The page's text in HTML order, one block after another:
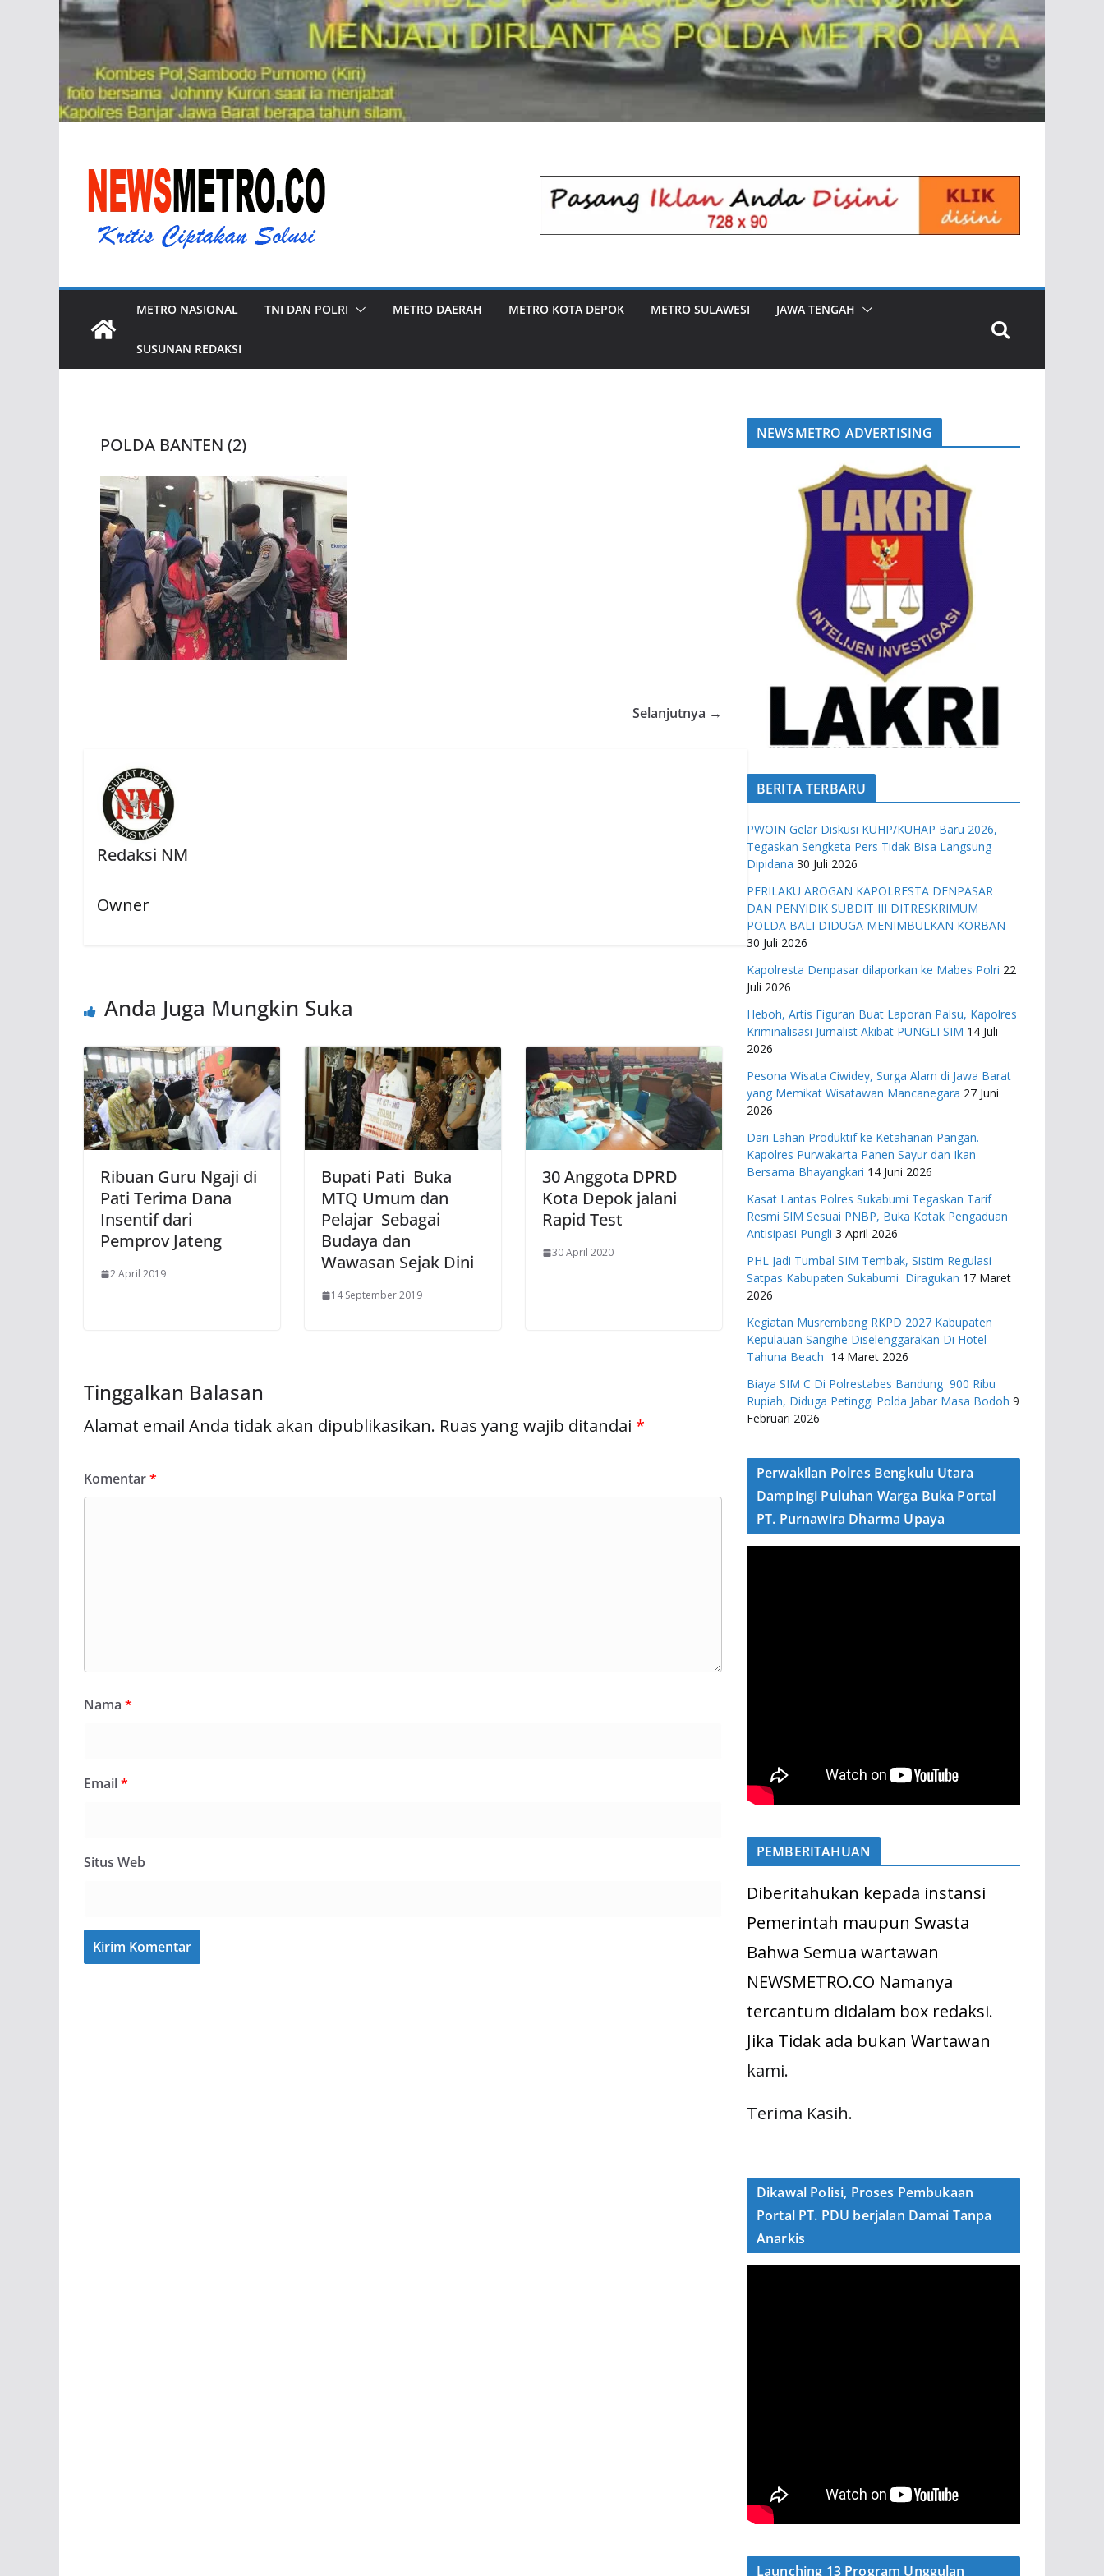
METRO NASIONAL TNI DAN POLRI METRO DAERAH METRO KOTA DEPOK METRO SULAWESI JAWA TENGAH
SUSUNAN REDAKSI
POLDA BANTEN (2)
Selanjutnya →
Redaksi NM
Owner
Anda Juga Mungkin Suka
Ribuan Guru Ngaji di
Pati Terima Dana
Insentif dari
Pemprov Jateng
2 April 2019
Bupati Pati Buka
MTQ Umum dan
Pelajar Sebagai
Budaya dan
Wawasan Sejak Dini
14 September 2019
30 Anggota DPRD
Kota Depok jalani
Rapid Test
30 April 2020
Tinggalkan Balasan
Alamat email Anda tidak akan dipublikasikan. Ruas yang wajib ditandai *
Komentar*
Nama *
Email*
Situs Web
NEWSMETRO ADVERTISING
BERITA TERBARU
PWOIN Gelar Diskusi KUHP/KUHAP Baru 2026,
Tegaskan Sengketa Pers Tidak Bisa Langsung
Dipidana 30 Juli 2026
PERILAKU AROGAN KAPOLRESTA DENPASAR
DAN PENYIDIK SUBDIT III DITRESKRIMUM
POLDA BALI DIDUGA MENIMBULKAN KORBAN
30 Juli 2026
Kapolresta Denpasar dilaporkan ke Mabes Polri 22
Juli 2026
Heboh, Artis Figuran Buat Laporan Palsu, Kapolres
Kriminalisasi Jurnalist Akibat PUNGLI SIM 14 Juli
2026
Pesona Wisata Ciwidey, Surga Alam di Jawa Barat
yang Memikat Wisatawan Mancanegara 27 Juni
2026
Dari Lahan Produktif ke Ketahanan Pangan.
Kapolres Purwakarta Panen Sayur dan Ikan
Bersama Bhayangkari 14 Juni 2026
Kasat Lantas Polres Sukabumi Tegaskan Tarif
Resmi SIM Sesuai PNBP, Buka Kotak Pengaduan
Antisipasi Pungli 3 April 2026
PHL Jadi Tumbal SIM Tembak, Sistim Regulasi
Satpas Kabupaten Sukabumi Diragukan 17 Maret
2026
Kegiatan Musrembang RKPD 2027 ​Kabupaten
Kepulauan Sangihe Diselenggarakan Di Hotel
Tahuna Beach 14 Maret 2026
Biaya SIM C Di Polrestabes Bandung 900 Ribu
Rupiah, Diduga Petinggi Polda Jabar Masa Bodoh 9
Februari 2026
Perwakilan Polres Bengkulu Utara
Dampingi Puluhan Warga Buka Portal
PT. Purnawira Dharma Upaya
PEMBERITAHUAN
Diberitahukan kepada instansi
Pemerintah maupun Swasta
Bahwa Semua wartawan
NEWSMETRO.CO Namanya
tercantum didalam box redaksi.
Jika Tidak ada bukan Wartawan
kami.
Terima Kasih.
Dikawal Polisi, Proses Pembukaan
Portal PT. PDU berjalan Damai Tanpa
Anarkis
Launching 13 Program Unggulan